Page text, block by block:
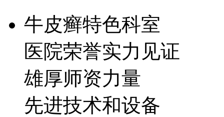
牛皮癣特色科室
医院荣誉实力见证
雄厚师资力量
先进技术和设备